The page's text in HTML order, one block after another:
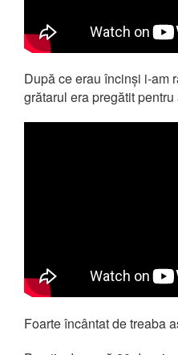
După ce erau încinși i-am
grătarul era pregătit
Foarte încântat de treaba